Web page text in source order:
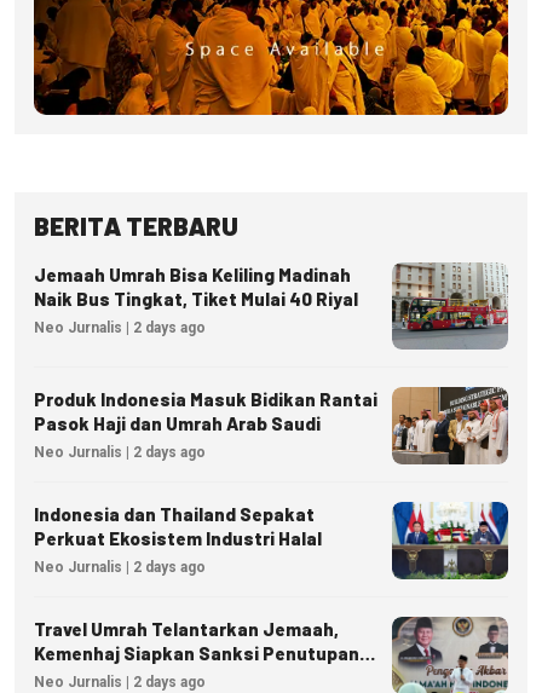
BERITA TERBARU
Jemaah Umrah Bisa Keliling Madinah
Naik Bus Tingkat, Tiket Mulai 40 Riyal
Neo Jurnalis | 2 days ago
Produk Indonesia Masuk Bidikan Rantai
Pasok Haji dan Umrah Arab Saudi
Neo Jurnalis | 2 days ago
Indonesia dan Thailand Sepakat
Perkuat Ekosistem Industri Halal
Neo Jurnalis | 2 days ago
Travel Umrah Telantarkan Jemaah,
Kemenhaj Siapkan Sanksi Penutupan
Izin hingga Pidana
Neo Jurnalis | 2 days ago